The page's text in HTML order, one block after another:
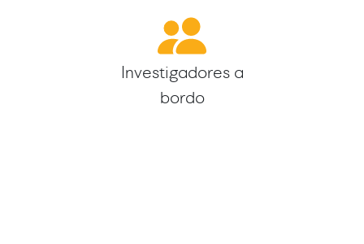
Investigadores a
bordo